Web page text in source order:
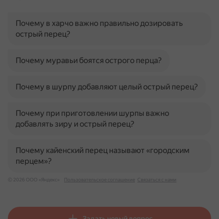
Почему в харчо важно правильно дозировать
острый перец?
Почему муравьи боятся острого перца?
Почему в шурпу добавляют целый острый перец?
Почему при приготовлении шурпы важно
добавлять зиру и острый перец?
Почему кайенский перец называют «городским
перцем»?
© 2026 ООО «Яндекс» Пользовательское соглашение Связаться с нами